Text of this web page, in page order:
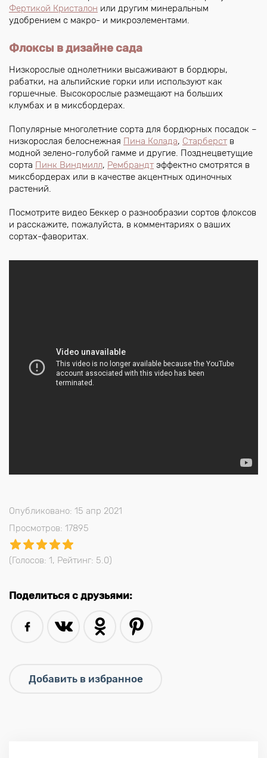
Фертикой Кристалон или другим минеральным
удобрением с макро- и микроэлементами.
Флоксы в дизайне сада
Низкорослые однолетники высаживают в бордюры,
рабатки, на альпийские горки или используют как
горшечные. Высокорослые размещают на больших
клумбах и в миксбордерах.
Популярные многолетние сорта для бордюрных посадок –
низкорослая белоснежная Пина Колада, Старберств
модной зелено-голубой гамме и другие. Позднецветущие
сорта Пинк Виндмилл, Рембрандтэффектно смотрятся в
миксбордерах или в качестве акцентных одиночных
растений.
Посмотрите видео Беккер о разнообразии сортов флоксов
и расскажите, пожалуйста, в комментариях о ваших
сортах-фаворитах.
Опубликовано: 15 апр 2021
Просмотров: 17895
(Голосов: 1, Рейтинг: 5.0)
Поделиться с друзьями: